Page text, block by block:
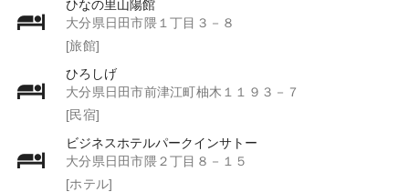
ひなの里山陽館
大分県日田市隈１丁目３－８
[旅館]
ひろしげ
大分県日田市前津江町柚木１１９３－７
[民宿]
ビジネスホテルパークインサトー
大分県日田市隈２丁目８－１５
[ホテル]